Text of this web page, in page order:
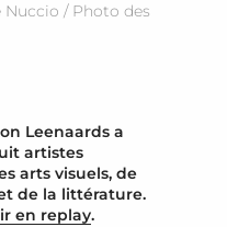
/ Photo des
Leenaards a
artistes
arts visuels, de
de la littérature.
en replay.